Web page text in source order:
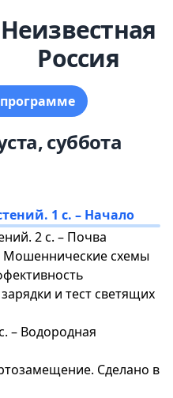
Неизвестная
Россия
суббота
1 с. – Начало
2 с. – Почва
Мошеннические схемы
и тест светящих
– Водородная
Сделано